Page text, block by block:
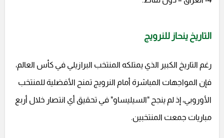
التاريخ ينحاز للنرويج
رغم التاريخ الكبير الذي يمتلكه المنتخب البرازيلي في كأس العالم،
فإن المواجهات المباشرة أمام النرويج تمنح الأفضلية للمنتخب
الأوروبي، إذ لم ينجح "السيليساو" في تحقيق أي انتصار خلال أربع
مباريات جمعت المنتخبين.